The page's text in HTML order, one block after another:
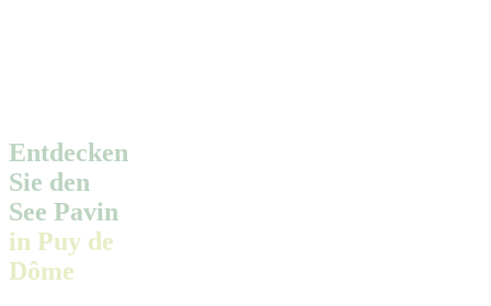
Entdecken
Sie den
See Pavin
in Puy de
Dôme